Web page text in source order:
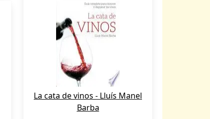
La cata de vinos - Lluís Manel
Barba